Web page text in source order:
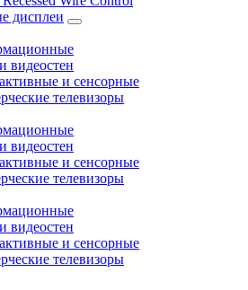
дисплеи
видеостен
и сенсорные
телевизоры
видеостен
и сенсорные
телевизоры
видеостен
и сенсорные
телевизоры